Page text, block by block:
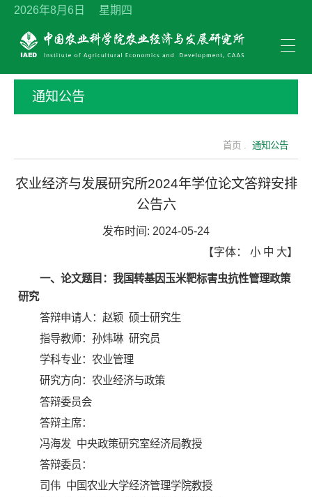
2026年8月6日 星期四
通知公告
首页 . 通知公告
农业经济与发展研究所2024年学位论文答辩安排
公告六
发布时间: 2024-05-24
【字体： 小 中 大】
一、论文题目：我国转基因玉米靶标害虫抗性管理政策
研究
答辩申请人：赵颖 硕士研究生
指导教师：孙炜琳 研究员
学科专业：农业管理
研究方向：农业经济与政策
答辩委员会
答辩主席：
冯海发 中央政策研究室经济局教授
答辩委员：
司伟 中国农业大学经济管理学院教授